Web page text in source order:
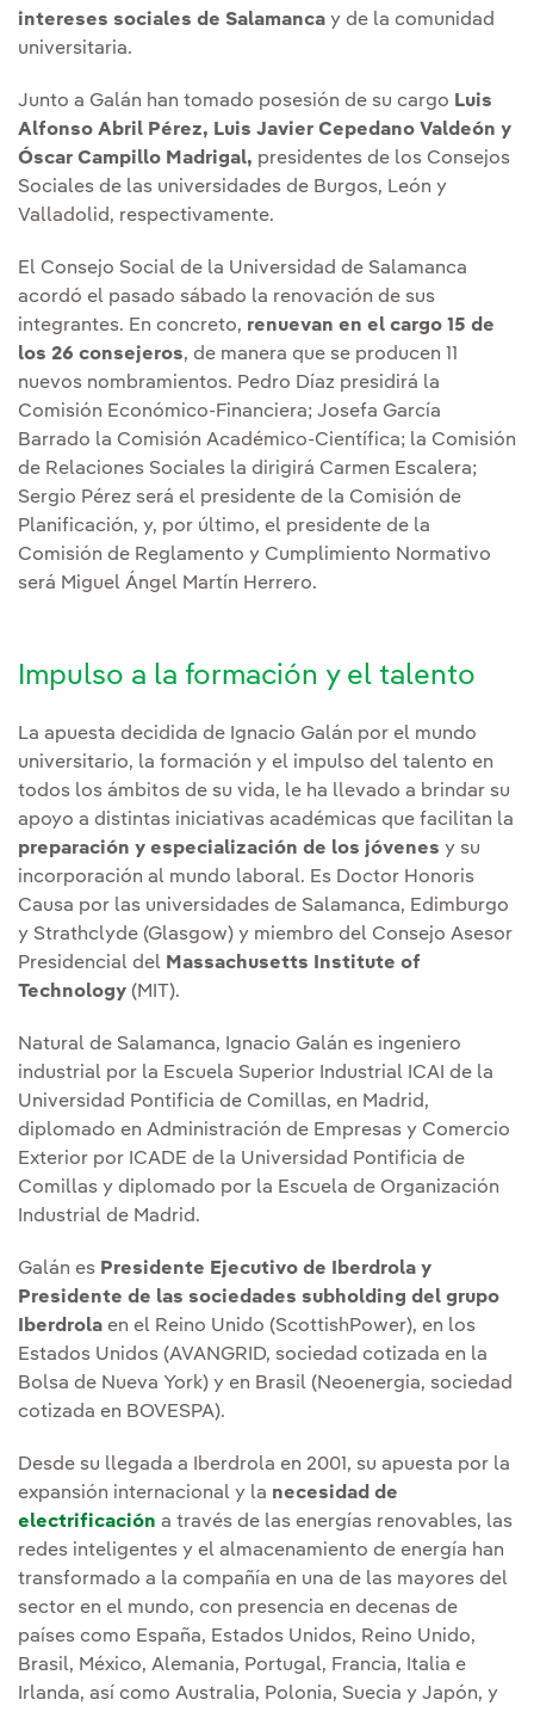
intereses sociales de Salamanca y de la comunidad
universitaria.
Junto a Galán han tomado posesión de su cargo Luis
Alfonso Abril Pérez, Luis Javier Cepedano Valdeón y
Óscar Campillo Madrigal, presidentes de los Consejos
Sociales de las universidades de Burgos, León y
Valladolid, respectivamente.
El Consejo Social de la Universidad de Salamanca
acordó el pasado sábado la renovación de sus
integrantes. En concreto, renuevan en el cargo 15 de
los 26 consejeros, de manera que se producen 11
nuevos nombramientos. Pedro Díaz presidirá la
Comisión Económico-Financiera; Josefa García
Barrado la Comisión Académico-Científica; la Comisión
de Relaciones Sociales la dirigirá Carmen Escalera;
Sergio Pérez será el presidente de la Comisión de
Planificación, y, por último, el presidente de la
Comisión de Reglamento y Cumplimiento Normativo
será Miguel Ángel Martín Herrero.
Impulso a la formación y el talento
La apuesta decidida de Ignacio Galán por el mundo
universitario, la formación y el impulso del talento en
todos los ámbitos de su vida, le ha llevado a brindar su
apoyo a distintas iniciativas académicas que facilitan la
preparación y especialización de los jóvenes y su
incorporación al mundo laboral. Es Doctor Honoris
Causa por las universidades de Salamanca, Edimburgo
y Strathclyde (Glasgow) y miembro del Consejo Asesor
Presidencial del Massachusetts Institute of
Technology (MIT).
Natural de Salamanca, Ignacio Galán es ingeniero
industrial por la Escuela Superior Industrial ICAI de la
Universidad Pontificia de Comillas, en Madrid,
diplomado en Administración de Empresas y Comercio
Exterior por ICADE de la Universidad Pontificia de
Comillas y diplomado por la Escuela de Organización
Industrial de Madrid.
Galán es Presidente Ejecutivo de Iberdrola y
Presidente de las sociedades subholding del grupo
Iberdrola en el Reino Unido (ScottishPower), en los
Estados Unidos (AVANGRID, sociedad cotizada en la
Bolsa de Nueva York) y en Brasil (Neoenergia, sociedad
cotizada en BOVESPA).
Desde su llegada a Iberdrola en 2001, su apuesta por la
expansión internacional y la necesidad de
electrificación a través de las energías renovables, las
redes inteligentes y el almacenamiento de energía han
transformado a la compañía en una de las mayores del
sector en el mundo, con presencia en decenas de
países como España, Estados Unidos, Reino Unido,
Brasil, México, Alemania, Portugal, Francia, Italia e
Irlanda, así como Australia, Polonia, Suecia y Japón, y